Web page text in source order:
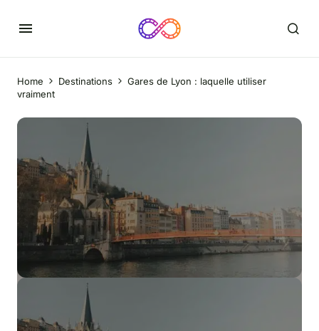
Home Destinations
Gares de Lyon : laquelle utiliser
vraiment